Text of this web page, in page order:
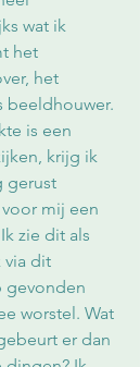
wat ik
het
het
beeldhouwer.
is een
krijg ik
gerust
mij een
zie dit als
via dit
gevonden
worstel. Wat
er dan